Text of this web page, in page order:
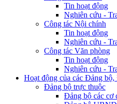
Tin hoạt động
Nghiên cứu -
Công tác Nội chính
Tin hoạt động
Nghiên cứu -
Công tác Văn phòng
Tin hoạt động
Nghiên cứu -
Hoạt động của các Đảng
Đảng bộ trực thuộc
Đảng bộ các cơ